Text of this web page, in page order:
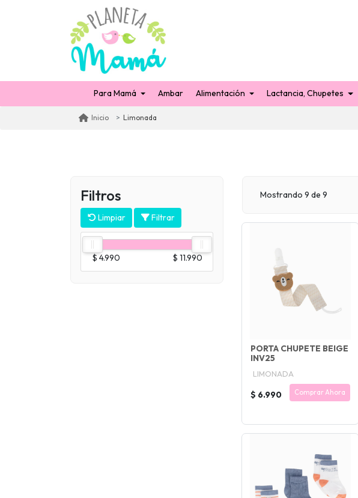
Para Mamá Ambar Alimentación Lactancia, Chupetes
Inicio Limonada
Filtros
Limpiar Filtrar
$ 4.990 $ 11.990
Mostrando 9 de 9
PORTA CHUPETE BEIGE
INV25
LIMONADA
$ 6.990 Comprar Ahora